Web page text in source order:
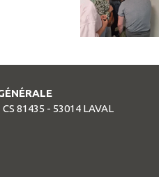
81435 - 53014 LAVAL